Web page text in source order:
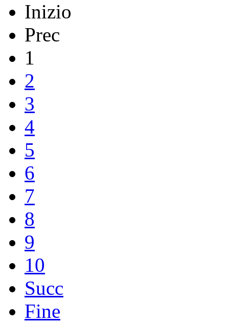
Inizio
Prec
1
2
3
4
5
6
7
8
9
10
Succ
Fine